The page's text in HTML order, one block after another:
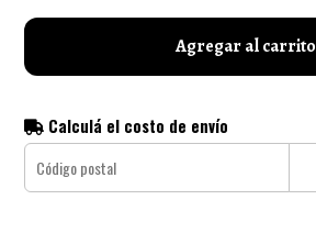
Agregar al carrito
Calculá el costo de envío